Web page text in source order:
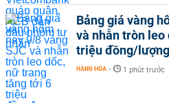
Bảng giá vàng
và nhẫn tròn
triệu đồng/lượng
HÀNG HÓA - 1 phút trước